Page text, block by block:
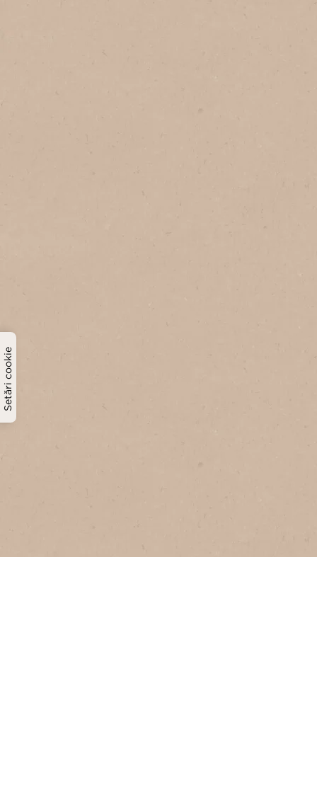
Setări cookie